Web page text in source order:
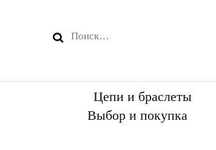
Найти:
Цепи и браслеты
Выбор и покупка